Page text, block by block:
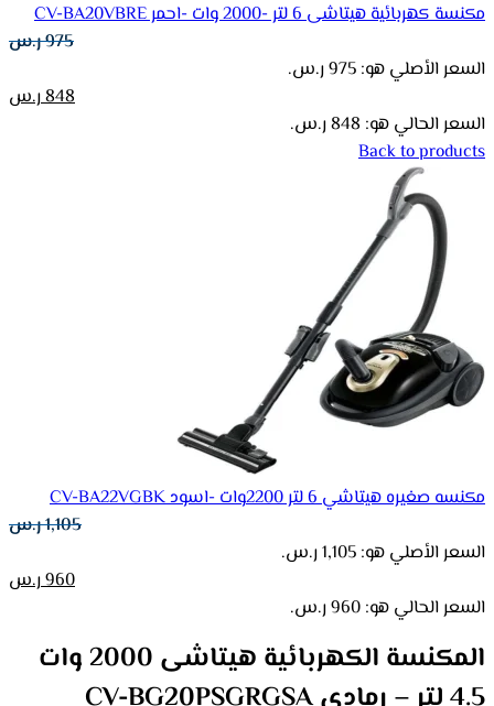
مكنسة كهربائية هيتاشى 6 لتر -2000 وات -احمر CV-BA20VBRE
975ر.س
السعر الأصلي هو: 975 ر.س.
848ر.س
السعر الحالي هو: 848 ر.س.
Back to products
مكنسه صغيره هيتاشي 6 لتر 2200وات -اسود CV-BA22VGBK
1,105ر.س
السعر الأصلي هو: 1,105 ر.س.
960ر.س
السعر الحالي هو: 960 ر.س.
المكنسة الكهربائية هيتاشى 2000 وات